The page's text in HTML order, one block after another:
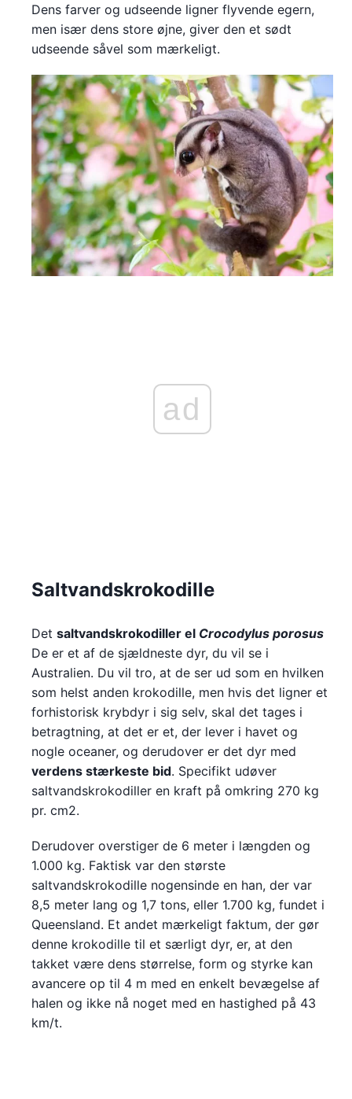
Dens farver og udseende ligner flyvende egern,
men især dens store øjne, giver den et sødt
udseende såvel som mærkeligt.
ad
Saltvandskrokodille
Det saltvandskrokodiller el Crocodylus porosus
De er et af de sjældneste dyr, du vil se i
Australien. Du vil tro, at de ser ud som en hvilken
som helst anden krokodille, men hvis det ligner et
forhistorisk krybdyr i sig selv, skal det tages i
betragtning, at det er et, der lever i havet og
nogle oceaner, og derudover er det dyr med
verdens stærkeste bid. Specifikt udøver
saltvandskrokodiller en kraft på omkring 270 kg
pr. cm2.
Derudover overstiger de 6 meter i længden og
1.000 kg. Faktisk var den største
saltvandskrokodille nogensinde en han, der var
8,5 meter lang og 1,7 tons, eller 1.700 kg, fundet i
Queensland. Et andet mærkeligt faktum, der gør
denne krokodille til et særligt dyr, er, at den
takket være dens størrelse, form og styrke kan
avancere op til 4 m med en enkelt bevægelse af
halen og ikke nå noget med en hastighed på 43
km/t.